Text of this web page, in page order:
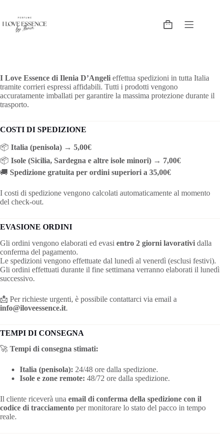
I Love Essence di Ilenia D’Angeli effettua spedizioni in tutta Italia
tramite corrieri espressi affidabili. Tutti i prodotti vengono
accuratamente imballati per garantire la massima protezione durante il
trasporto.
COSTI DI SPEDIZIONE
📦 Italia (penisola) → 5,00€
📦 Isole (Sicilia, Sardegna e altre isole minori) → 7,00€
🚚 Spedizione gratuita per ordini superiori a 35,00€
I costi di spedizione vengono calcolati automaticamente al momento
del check-out.
EVASIONE ORDINI
Gli ordini vengono elaborati ed evasi entro 2 giorni lavorativi dalla
conferma del pagamento.
Le spedizioni vengono effettuate dal lunedì al venerdì (esclusi festivi).
Gli ordini effettuati durante il fine settimana verranno elaborati il lunedì
successivo.
📩 Per richieste urgenti, è possibile contattarci via email a
info@iloveessence.it.
TEMPI DI CONSEGNA
🚀 Tempi di consegna stimati:
Italia (penisola): 24/48 ore dalla spedizione.
Isole e zone remote: 48/72 ore dalla spedizione.
Il cliente riceverà una email di conferma della spedizione con il
codice di tracciamento per monitorare lo stato del pacco in tempo
reale.